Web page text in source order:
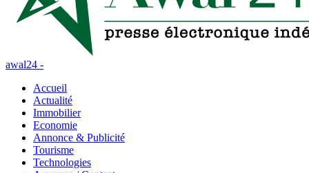
awal24 -
Accueil
Actualité
Immobilier
Economie
Annonce & Publicité
Tourisme
Technologies